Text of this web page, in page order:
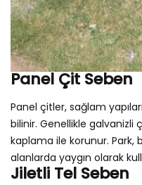
Panel Çit Seben
Panel çitler, sağlam
bilinir. Genellikle galvanizli
kaplama ile korunur. Park,
alanlarda yaygın olarak
Jiletli Tel Seben